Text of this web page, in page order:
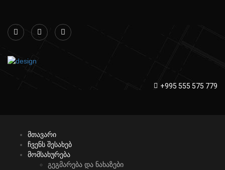
+995 555 575 779
მთავარი
ჩვენს შესახებ
მომსახურება
გეგმარება და ნახაზები